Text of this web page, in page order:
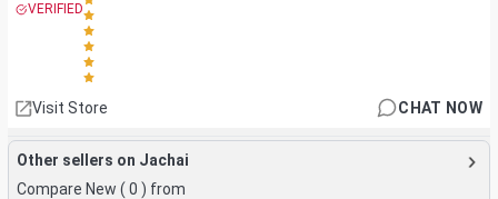
VERIFIED
Visit Store CHAT NOW
Other sellers on Jachai
Compare New ( 0 ) from